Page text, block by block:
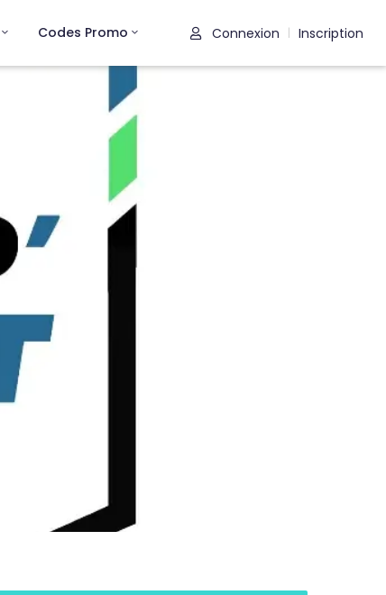
Codes Promo Connexion Inscription